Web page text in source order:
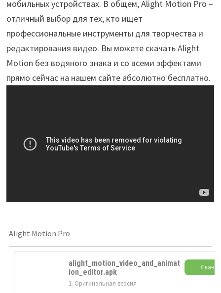
мобильных устройствах. В общем, Alight Motion Pro –
отличный выбор для тех, кто ищет
профессиональные инструменты для творчества и
редактирования видео. Вы можете скачать Alight
Motion без водяного знака и со всеми эффектами
прямо сейчас на нашем сайте абсолютно бесплатно.
Alight Motion Pro
alight_motion_video_and_animat
ion_editor.apk
1. Оригинальная версия